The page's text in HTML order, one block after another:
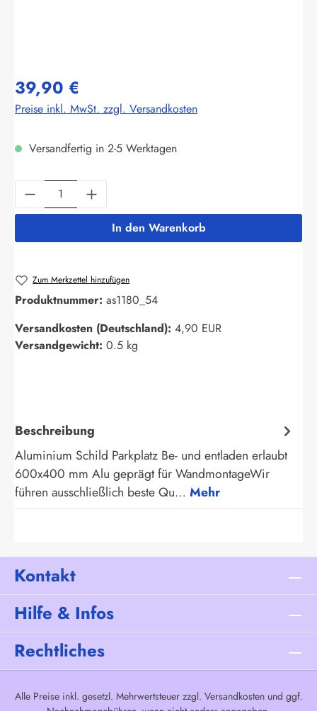
39,90 €
Preise inkl. MwSt. zzgl. Versandkosten
Versandfertig in 2-5 Werktagen
Produkt Anzahl: Gib den gewünschten
In den Warenkorb
Zum Merkzettel hinzufügen
Produktnummer: as1180_54
Versandkosten (Deutschland): 4,90 EUR
Versandgewicht: 0.5 kg
Beschreibung
Aluminium Schild Parkplatz Be- und entladen erlaubt
600x400 mm Alu geprägt für WandmontageWir
führen ausschließlich beste Qu… Mehr
Kontakt
Hilfe & Infos
Rechtliches
Alle Preise inkl. gesetzl. Mehrwertsteuer zzgl. Versandkostenund ggf.